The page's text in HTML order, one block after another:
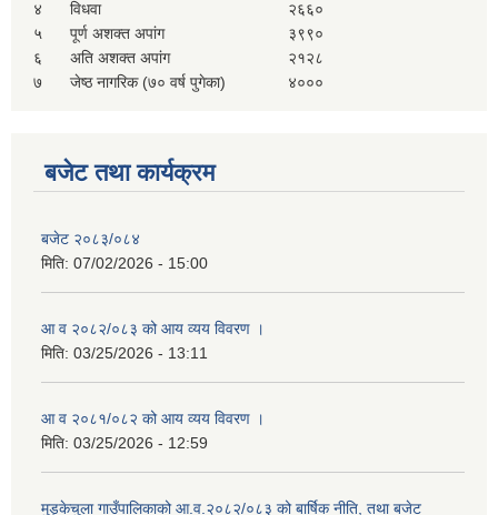
४
विधवा
२६६०
५
पूर्ण अशक्त अपांग
३९९०
६
अति अशक्त अपांग
२१२८
७
जेष्ठ नागरिक (७० वर्ष पुगेका) ४०००
बजेट तथा कार्यक्रम
बजेट २०८३/०८४
मिति: 07/02/2026 - 15:00
आ व २०८२/०८३ को आय व्यय विवरण ।
मिति: 03/25/2026 - 13:11
आ व २०८१/०८२ को आय व्यय विवरण ।
मिति: 03/25/2026 - 12:59
मुड्केचुला गाउँपालिकाको आ.व.२०८२/०८३ को बार्षिक नीति, तथा बजेट